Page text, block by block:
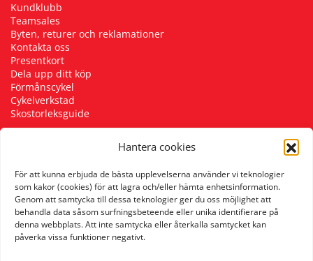
Hantera cookies
För att kunna erbjuda de bästa upplevelserna använder vi teknologier
som kakor (cookies) för att lagra och/eller hämta enhetsinformation.
Genom att samtycka till dessa teknologier ger du oss möjlighet att
behandla data såsom surfningsbeteende eller unika identifierare på
denna webbplats. Att inte samtycka eller återkalla samtycket kan
påverka vissa funktioner negativt.
Kundklubb
Teamsales
Byten, returer och reklamationer
Kontakta oss
Presentkort
Dela upp ditt köp
Förmånscykel
Cykelverkstad
Skostorleksguide
Följ oss